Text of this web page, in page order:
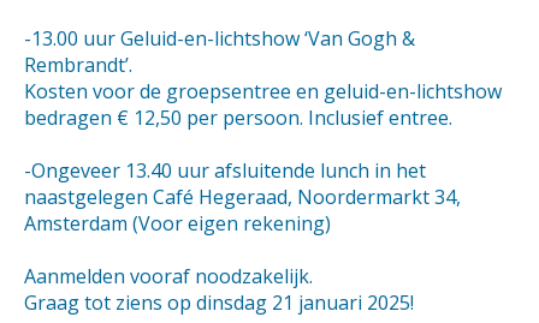
-13.00 uur Geluid-en-lichtshow ‘Van Gogh &
Rembrandt’.
Kosten voor de groepsentree en geluid-en-lichtshow
bedragen € 12,50 per persoon. Inclusief entree.
-Ongeveer 13.40 uur afsluitende lunch in het
naastgelegen Café Hegeraad, Noordermarkt 34,
Amsterdam (Voor eigen rekening)
Aanmelden vooraf noodzakelijk.
Graag tot ziens op dinsdag 21 januari 2025!